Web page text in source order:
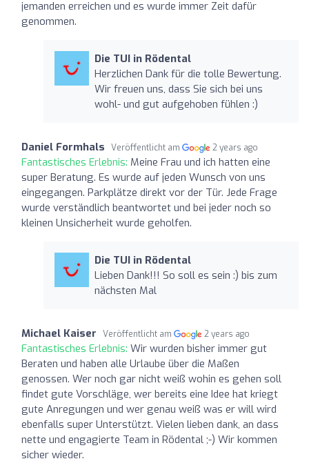
jemanden erreichen und es wurde immer Zeit dafür
genommen.
Die TUI in Rödental
Herzlichen Dank für die tolle Bewertung.
Wir freuen uns, dass Sie sich bei uns
wohl- und gut aufgehoben fühlen :)
Daniel Formhals Veröffentlicht am 2 years ago
Fantastisches Erlebnis: Meine Frau und ich hatten eine
super Beratung. Es wurde auf jeden Wunsch von uns
eingegangen. Parkplätze direkt vor der Tür. Jede Frage
wurde verständlich beantwortet und bei jeder noch so
kleinen Unsicherheit wurde geholfen.
Die TUI in Rödental
Lieben Dank!!! So soll es sein :) bis zum
nächsten Mal
Michael Kaiser Veröffentlicht am 2 years ago
Fantastisches Erlebnis: Wir wurden bisher immer gut
Beraten und haben alle Urlaube über die Maßen
genossen. Wer noch gar nicht weiß wohin es gehen soll
findet gute Vorschläge, wer bereits eine Idee hat kriegt
gute Anregungen und wer genau weiß was er will wird
ebenfalls super Unterstützt. Vielen lieben dank, an dass
nette und engagierte Team in Rödental ;-) Wir kommen
sicher wieder.